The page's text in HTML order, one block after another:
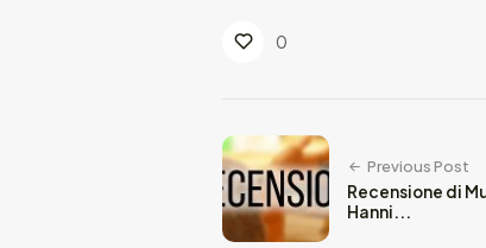
0
Previous Post
Recensione di
Hanni...